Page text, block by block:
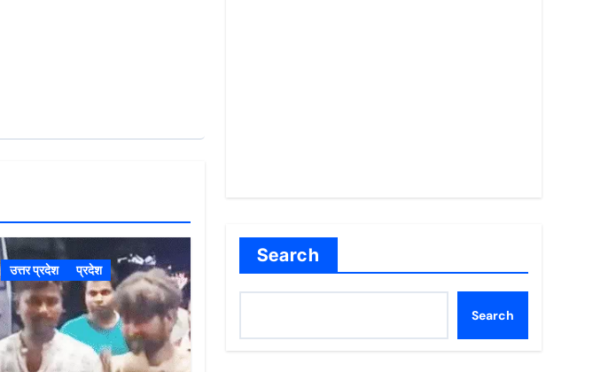
उत्तर प्रदेश प्रदेश
Search
Search